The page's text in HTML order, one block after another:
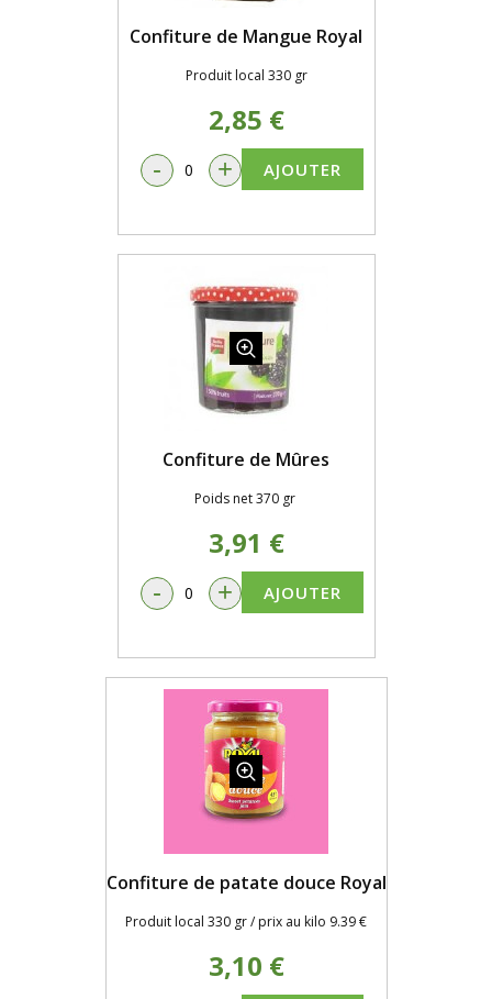
Confiture de Mangue Royal
Produit local 330 gr
2,85 €
- + AJOUTER
Confiture de Mûres
Poids net 370 gr
3,91 €
- + AJOUTER
Confiture de patate douce Royal
Produit local 330 gr / prix au kilo 9.39 €
3,10 €